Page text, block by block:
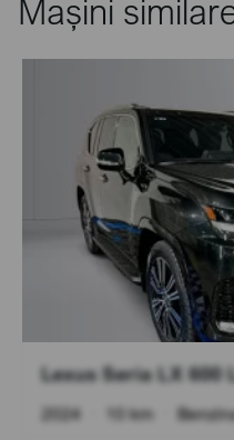
Mașini
Lexus Seria LX 600
2024 10 km